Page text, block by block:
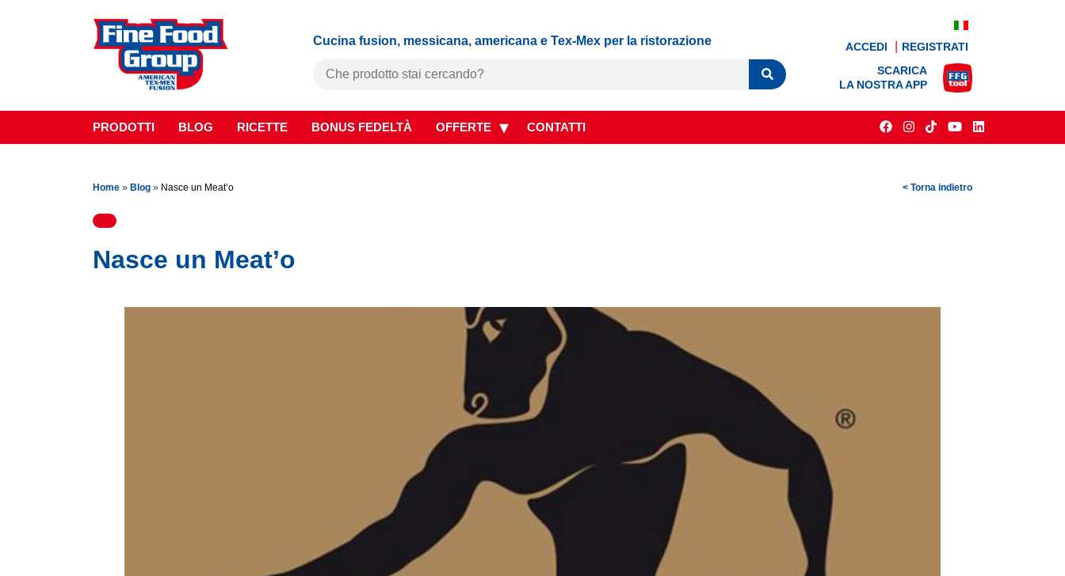
Cucina fusion, messicana, americana e Tex-Mex per la ristorazione ACCEDI
REGISTRATI
SCARICA
LA NOSTRA APP
PRODOTTI BLOG RICETTE BONUS FEDELTÀ OFFERTE CONTATTI
Home » Blog » Nasce un Meat’o < Torna indietro
Nasce un Meat’o